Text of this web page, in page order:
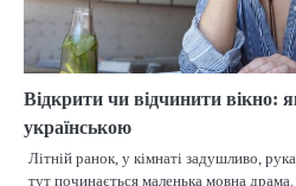
Відкрити чи відчинити вікно:
українською
Літній ранок, у кімнаті задушливо,
тут починається маленька мовна